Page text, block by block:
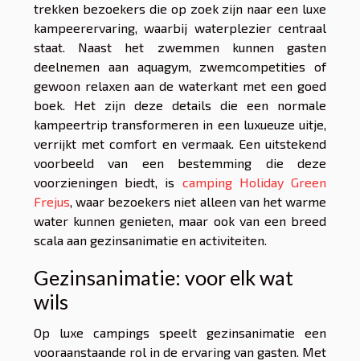
trekken bezoekers die op zoek zijn naar een luxe
kampeerervaring, waarbij waterplezier centraal
staat. Naast het zwemmen kunnen gasten
deelnemen aan aquagym, zwemcompetities of
gewoon relaxen aan de waterkant met een goed
boek. Het zijn deze details die een normale
kampeertrip transformeren in een luxueuze uitje,
verrijkt met comfort en vermaak. Een uitstekend
voorbeeld van een bestemming die deze
voorzieningen biedt, is camping Holiday Green
Frejus, waar bezoekers niet alleen van het warme
water kunnen genieten, maar ook van een breed
scala aan gezinsanimatie en activiteiten.
Gezinsanimatie: voor elk wat
wils
Op luxe campings speelt gezinsanimatie een
vooraanstaande rol in de ervaring van gasten. Met